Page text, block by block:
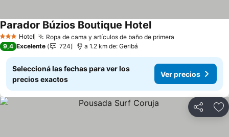
3 Estrellas
Hotel Ropa de cama y artículos de baño de primera
Parador Búzios Boutique HotelVer precios
9,4 Excelente 724 a 1.2 km de: Geribá
Seleccioná las fechas para ver los
precios exactos
Ver precios
Compartir